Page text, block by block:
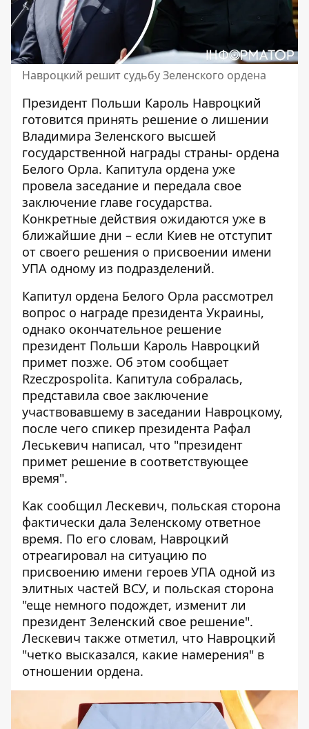
Навроцкий решит судьбу Зеленского ордена
Президент Польши Кароль Навроцкий
готовится принять решение о лишении
Владимира Зеленского высшей
государственной награды страны- ордена
Белого Орла. Капитула ордена уже
провела заседание и передала свое
заключение главе государства.
Конкретные действия ожидаются уже в
ближайшие дни – если Киев не отступит
от своего решения о присвоении имени
УПА одному из подразделений.
Капитул ордена Белого Орла рассмотрел
вопрос о награде президента Украины,
однако окончательное решение
президент Польши Кароль Навроцкий
примет позже. Об этом сообщает
Rzeczpospolita. Капитула собралась,
представила свое заключение
участвовавшему в заседании Навроцкому,
после чего спикер президента Рафал
Леськевич написал, что "президент
примет решение в соответствующее
время".
Как сообщил Лескевич, польская сторона
фактически дала Зеленскому ответное
время. По его словам, Навроцкий
отреагировал на ситуацию по
присвоению имени героев УПА одной из
элитных частей ВСУ, и польская сторона
"еще немного подождет, изменит ли
президент Зеленский свое решение".
Лескевич также отметил, что Навроцкий
"четко высказался, какие намерения" в
отношении ордена.